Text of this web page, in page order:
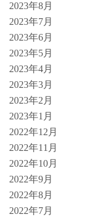
2023年8月
2023年7月
2023年6月
2023年5月
2023年4月
2023年3月
2023年2月
2023年1月
2022年12月
2022年11月
2022年10月
2022年9月
2022年8月
2022年7月